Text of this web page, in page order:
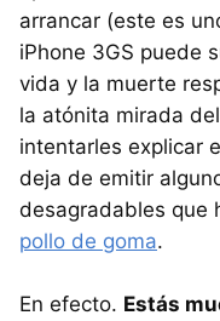
arrancar (este es
iPhone 3GS puede
vida y la muerte
la atónita mirada
intentarles explicar
deja de emitir
desagradables que
pollo de goma.
En efecto. Estás